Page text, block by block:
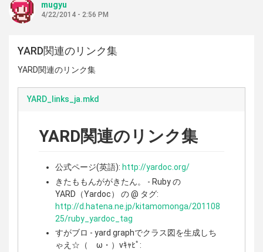
mugyu
4/22/2014 - 2:56 PM
YARD関連のリンク集
YARD関連のリンク集
YARD_links_ja.mkd
YARD関連のリンク集
公式ページ(英語): http://yardoc.org/
きたももんががきたん。 - Ruby の
YARD（Yardoc） の @ タグ:
http://d.hatena.ne.jp/kitamomonga/201108
25/ruby_yardoc_tag
すがブロ - yard graphでクラス図を生成しち
ゃえ☆（ゝω・）vｷｬﾋﾟ: